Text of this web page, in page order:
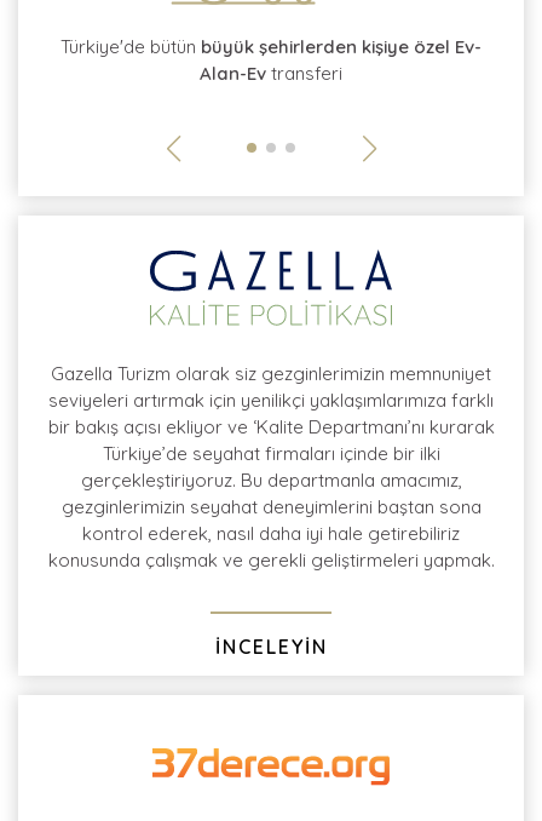
Türkiye'de bütün büyük şehirlerden kişiye özel Ev-
Alan-Ev transferi
Gazella Turizm olarak siz gezginlerimizin memnuniyet
seviyeleri artırmak için yenilikçi yaklaşımlarımıza farklı
bir bakış açısı ekliyor ve ‘Kalite Departmanı’nı kurarak
Türkiye’de seyahat firmaları içinde bir ilki
gerçekleştiriyoruz. Bu departmanla amacımız,
gezginlerimizin seyahat deneyimlerini baştan sona
kontrol ederek, nasıl daha iyi hale getirebiliriz
konusunda çalışmak ve gerekli geliştirmeleri yapmak.
İNCELEYİN